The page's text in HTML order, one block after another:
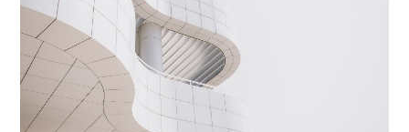
Аренда
Продавать
Conciergerie